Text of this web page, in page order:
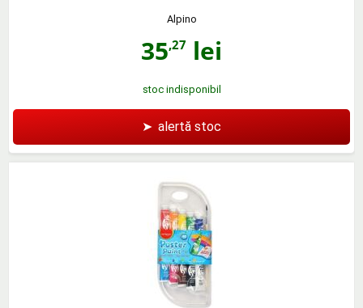
Alpino
35,27 lei
stoc indisponibil
➤ alertă stoc